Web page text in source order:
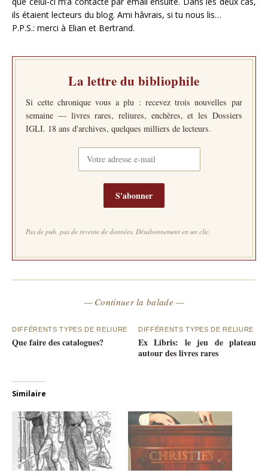
ils étaient lecteurs du blog. Ami hâvrais, si tu nous lis…
P.P.S.: merci à Elian et Bertrand.
La lettre du bibliophile
Si cette chronique vous a plu : recevez trois nouvelles par
semaine — livres rares, reliures, enchères, et les Dossiers
IGLI. 18 ans d'archives, quelques milliers de lecteurs.
S'abonner
Pas de pub, pas de revente de données. Désabonnement en un clic.
— Continuer la balade —
DIFFÉRENTS TYPES DE RELIURE
Que faire des catalogues?
DIFFÉRENTS TYPES DE RELIURE
Ex Libris: le jeu de plateau
autour des livres rares
Similaire